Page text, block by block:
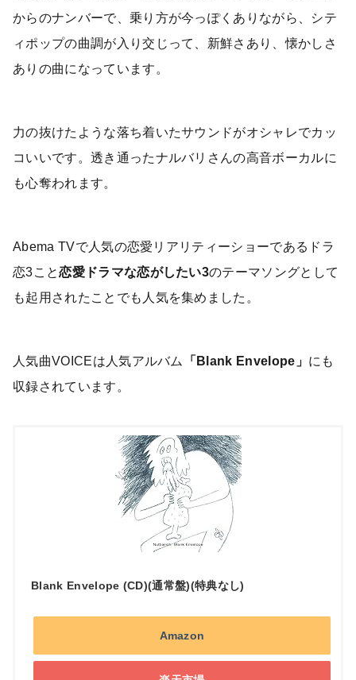
からのナンバーで、乗り方が今っぽくありながら、シテ
ィポップの曲調が入り交じって、新鮮さあり、懐かしさ
ありの曲になっています。
力の抜けたような落ち着いたサウンドがオシャレでカッ
コいいです。透き通ったナルバリさんの高音ボーカルに
も心奪われます。
Abema TVで人気の恋愛リアリティーショーであるドラ
恋3こと恋愛ドラマな恋がしたい3のテーマソングとして
も起用されたことでも人気を集めました。
人気曲VOICEは人気アルバム 「Blank Envelope」 にも
収録されています。
Blank Envelope (CD)(通常盤)(特典なし)
Amazon